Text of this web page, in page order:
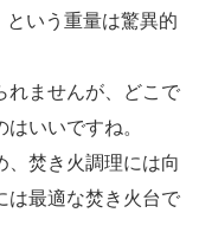
という重量は驚異的
れませんが、どこで
いいですね。
、焚き火調理には向
は最適な焚き火台で